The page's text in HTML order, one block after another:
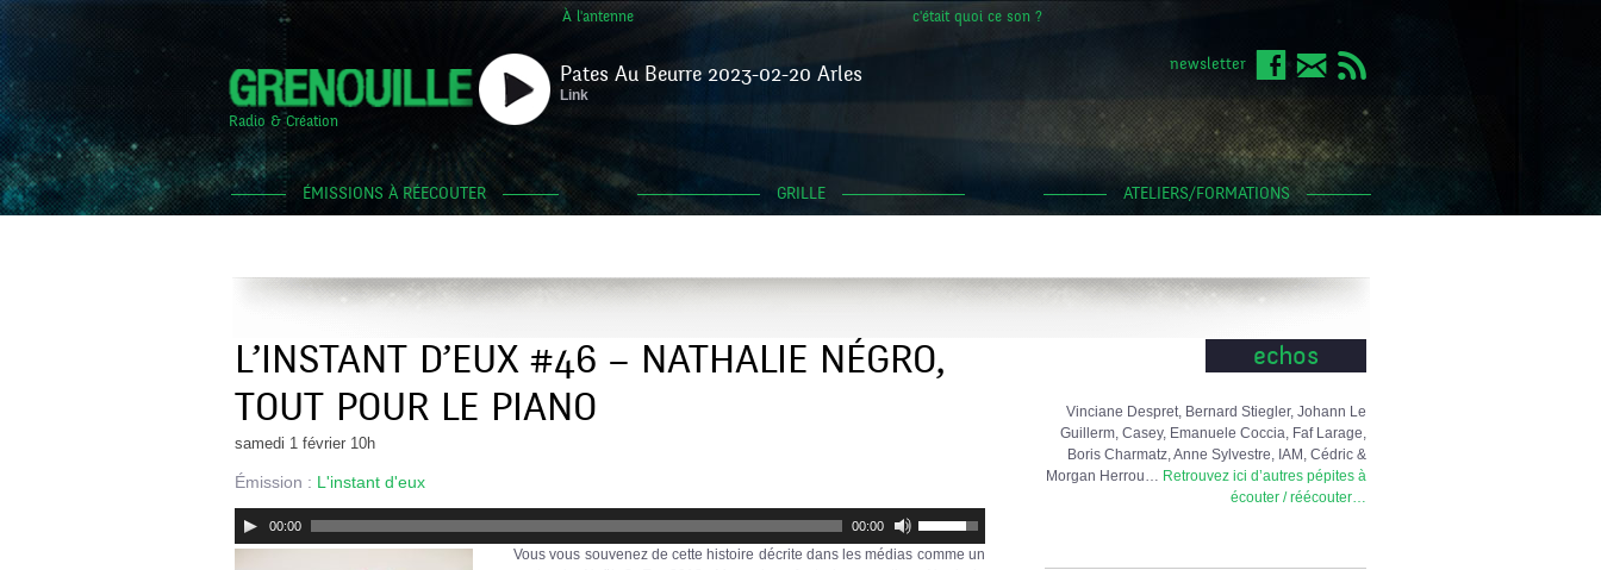
À l'antenne c'était quoi ce son ?
Radio & Création
Pates Au Beurre 2023-02-20 Arles
Link
newsletter
ÉMISSIONS À RÉECOUTER GRILLE ATELIERS/FORMATIONS
L’INSTANT D’EUX #46 – NATHALIE NÉGRO,
TOUT POUR LE PIANO
samedi 1 février 10h
Émission : L'instant d'eux
audio00:00 00:00
les
flèches
Vous vous souvenez de cette histoire décrite dans les médias comme un
echos
Vinciane Despret, Bernard Stiegler, Johann Le
Guillerm, Casey, Emanuele Coccia, Faf Larage,
Boris Charmatz, Anne Sylvestre, IAM, Cédric &
Morgan Herrou… Retrouvez ici d’autres pépites à
écouter / réécouter…